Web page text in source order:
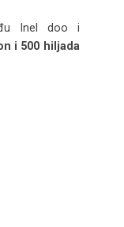
Inel doo i
i 500 hiljada